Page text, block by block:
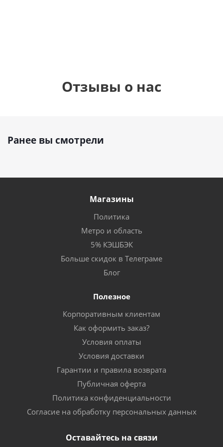
Отзывы о нас
Ранее вы смотрели
Магазины
Политика
Метро и область
5% КЭШБЭК
Больше скидок в Телеграме
Блог
Полезное
Корпоративным клиентам
Как оформить заказ?
Условия оплаты
Условия доставки
Гарантии и правила возврата
Публичная оферта
Политика конфиденциальности
Согласие на обработку персональных данных
Оставайтесь на связи